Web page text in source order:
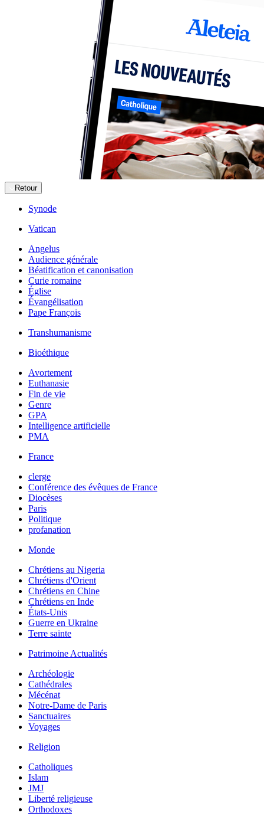
Retour
Synode
Vatican
Angelus
Audience générale
Béatification et canonisation
Curie romaine
Église
Évangélisation
Pape François
Transhumanisme
Bioéthique
Avortement
Euthanasie
Fin de vie
Genre
GPA
Intelligence artificielle
PMA
France
clerge
Conférence des évêques de France
Diocèses
Paris
Politique
profanation
Monde
Chrétiens au Nigeria
Chrétiens d'Orient
Chrétiens en Chine
Chrétiens en Inde
États-Unis
Guerre en Ukraine
Terre sainte
Patrimoine Actualités
Archéologie
Cathédrales
Mécénat
Notre-Dame de Paris
Sanctuaires
Voyages
Religion
Catholiques
Islam
JMJ
Liberté religieuse
Orthodoxes